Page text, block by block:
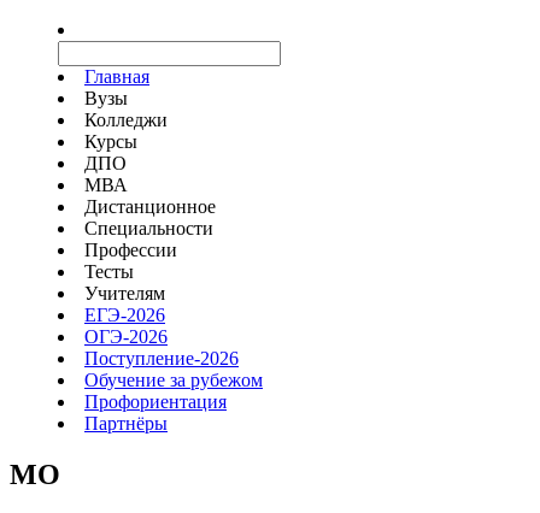
Главная
Вузы
Колледжи
Курсы
ДПО
МВА
Дистанционное
Специальности
Профессии
Тесты
Учителям
ЕГЭ-2026
ОГЭ-2026
Поступление-2026
Обучение за рубежом
Профориентация
Партнёры
MO